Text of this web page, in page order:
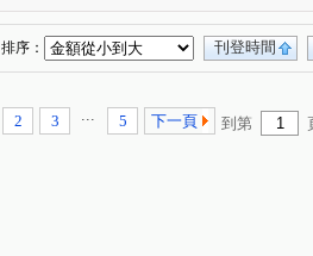
刊登時間
排序：
2 3 ... 5 下一頁 到第